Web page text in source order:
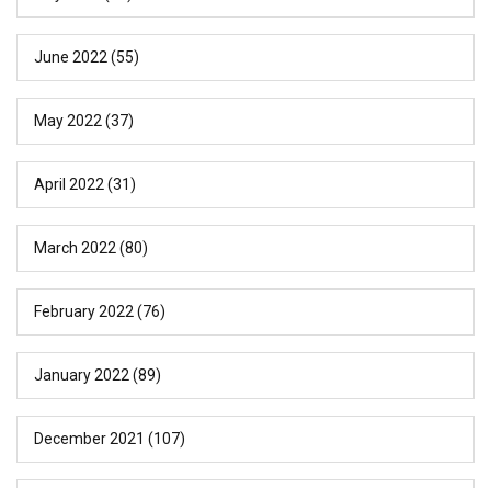
June 2022 (55)
May 2022 (37)
April 2022 (31)
March 2022 (80)
February 2022 (76)
January 2022 (89)
December 2021 (107)